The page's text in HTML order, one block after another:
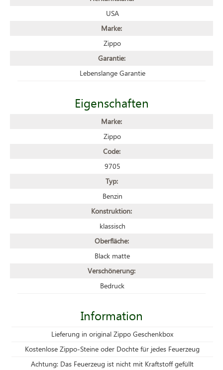
USA
Marke:
Zippo
Garantie:
Lebenslange Garantie
Eigenschaften
Marke:
Zippo
Code:
9705
Typ:
Benzin
Konstruktion:
klassisch
Oberfläche:
Black matte
Verschönerung:
Bedruck
Information
Lieferung in original Zippo Geschenkbox
Kostenlose Zippo-Steine oder Dochte für jedes Feuerzeug
Achtung: Das Feuerzeug ist nicht mit Kraftstoff gefüllt